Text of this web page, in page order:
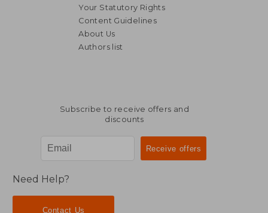
Your Statutory Rights
Content Guidelines
About Us
Authors list
Subscribe to receive offers and
discounts
Need Help?
Contact Us